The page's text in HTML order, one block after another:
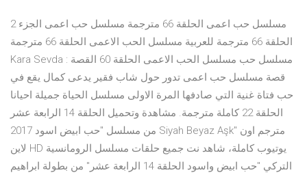
مسلسل حب اعمى الحلقة 66 مترجمة مسلسل حب اعمى الجزء 2
الحلقة 66 مترجمة للعربية مسلسل الحب الاعمى الحلقة 66 مترجمة
Kara Sevda مسلسل حب مسلسل الحب الاعمى الحلقة 60 القصة :
قصة مسلسل حب اعمى تدور حول شاب فقير يدعى كمال يقع في
حب فتاة غنية التي صادفها المرة الاولى مسلسل الحياة جميلة احيانا
الحلقة 22 كاملة مترجمة. مشاهدة وتحميل الحلقة 14 الرابعة عشر
من مسلسل "حب ابيض اسود 2017 Siyah Beyaz Aşk" مترجم اون
لاين HD يوتيوب كاملة، شاهد نت جميع حلقات مسلسل الرومانسية
التركي "حب ابيض واسود الحلقة 14 الرابعة عشر" من بطولة ابراهيم